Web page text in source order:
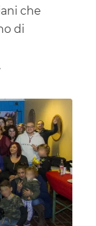
che
di